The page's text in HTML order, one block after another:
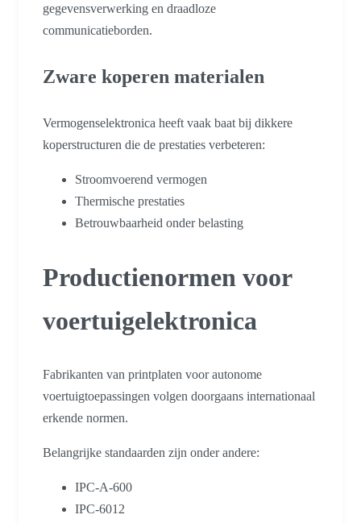
gegevensverwerking en draadloze
communicatieborden.
Zware koperen materialen
Vermogenselektronica heeft vaak baat bij dikkere
koperstructuren die de prestaties verbeteren:
Stroomvoerend vermogen
Thermische prestaties
Betrouwbaarheid onder belasting
Productienormen voor
voertuigelektronica
Fabrikanten van printplaten voor autonome
voertuigtoepassingen volgen doorgaans internationaal
erkende normen.
Belangrijke standaarden zijn onder andere:
IPC-A-600
IPC-6012